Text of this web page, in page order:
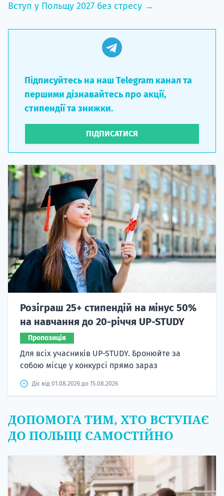
Вступ у Польщу 2027 без стресу →
Підписуйтесь на наш Telegram канал та
першими дізнавайтесь про акції,
стипендії та знижки.
ПІДПИСАТИСЯ
Розіграш 25+ стипендій на мінус 50%
на навчання до 20-річчя UP-STUDY
Пропозиція
Для всіх учасників UP-STUDY. Бронюйте за
собою місце у конкурсі прямо зараз
Діє від 01.08.2026 до 15.08.2026
ДОПОМОГА ТИМ, ХТО ВСТУПАЄ
ДО ПОЛЬЩІ САМОСТІЙНО